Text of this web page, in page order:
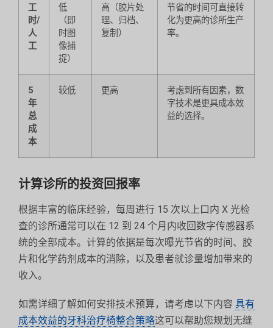
工
时/
人
工
低
（即
时图
像捕
捉）
高（胶片处
理、归档、
复制）
节省的时间可直接转
化为更高的诊所生产
率。
5
年
总
成
本
较低 更高
考虑到所有因素，数
字技术是更具成本效
益的选择。
计算诊所的投资回报率
根据丰富的临床经验，每周进行 15 次以上口内 X 光检
查的诊所通常可以在 12 到 24 个月内收回数字传感器系
统的全部成本。计算的依据是每次曝光节省的时间、胶
片和化学药剂成本的消除，以及患者就诊量增加带来的
收入。
如需详细了解如何安排技术预算，请考虑以下内容 具有
成本效益的牙科治疗椅整合策略这可以帮助您规划无缝